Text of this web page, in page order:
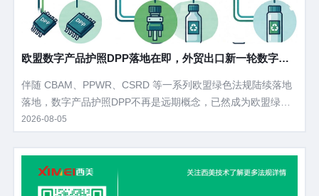
欧盟数字产品护照DPP落地在即，外贸出口新一轮数字化
伴随 CBAM、PPWR、CSRD 等一系列欧盟绿色法规陆续落地
落地，数字产品护照DPP不再是远期概念，已然成为欧盟绿色
贸易的底层基础工具。 从碳边境关税核算、包装合规溯源，到
数据。当下大量外贸企业对DPP认知模糊，不清楚落地节点、
硬性要求与落地路径，本文拆解DPP核心定义、立法进度、管
控范围、企业刚需痛点以及落地筹备方案。
2026-08-05